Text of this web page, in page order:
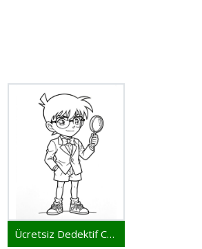
Ücretsiz Dedektif Conan